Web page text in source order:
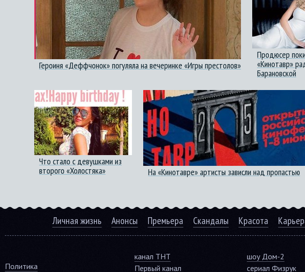
Героиня «Деффчонок» погуляла на вечеринке «Игры престолов»
Продюсер
«Кинотавр»
Барановской
Что стало с девушками из
второго «Холостяка»
На «Кинотавре» артисты зависли над пропастью
Личная жизнь Анонсы Премьера Скандалы Красота
Политика
канал ТНТ
Первый канал
шоу Дом-2
сериал Физрук